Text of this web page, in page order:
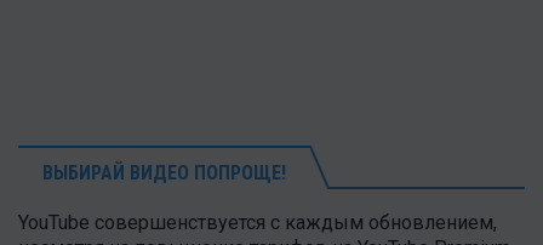
ВЫБИРАЙ ВИДЕО ПОПРОЩЕ!
YouTube совершенствуется с каждым обновлением,